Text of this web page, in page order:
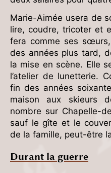
Marie-Aimée usera de
lire, coudre, tricoter et
fera comme ses
des années plus tard,
la mise en scène. Elle
l’atelier de lunetterie.
fin des années
maison aux skieurs
nombre sur Chapelle-
sauf le gîte et le
de la famille, peut-être
Durant la guerre